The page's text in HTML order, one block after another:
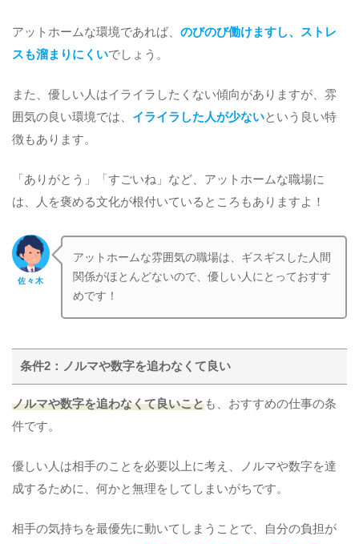
アットホームな環境であれば、 のびのび働けますし、ストレ
スも溜まりにくいでしょう。
また、優しい人はイライラしたくない傾向がありますが、雰
囲気の良い環境では、 イライラした人が少ないという良い特
徴もあります。
「ありがとう」「すごいね」など、アットホームな職場に
は、人を褒める文化が根付いているところもありますよ！
佐々木
アットホームな雰囲気の職場は、ギスギスした人間
関係がほとんどないので、優しい人にとっておすす
めです！
条件2：ノルマや数字を追わなくて良い
ノルマや数字を追わなくて良いことも、おすすめの仕事の条
件です。
優しい人は相手のことを必要以上に考え、ノルマや数字を達
成するために、何かと無理をしてしまいがちです。
相手の気持ちを最優先に動いてしまうことで、自分の負担が